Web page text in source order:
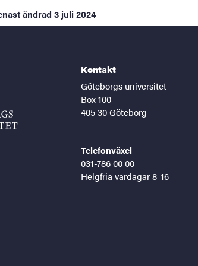
ändrad 3 juli 2024
Kontakt
Göteborgs universitet
Box 100
405 30 Göteborg
Telefonväxel
031-786 00 00
Helgfria vardagar 8-16